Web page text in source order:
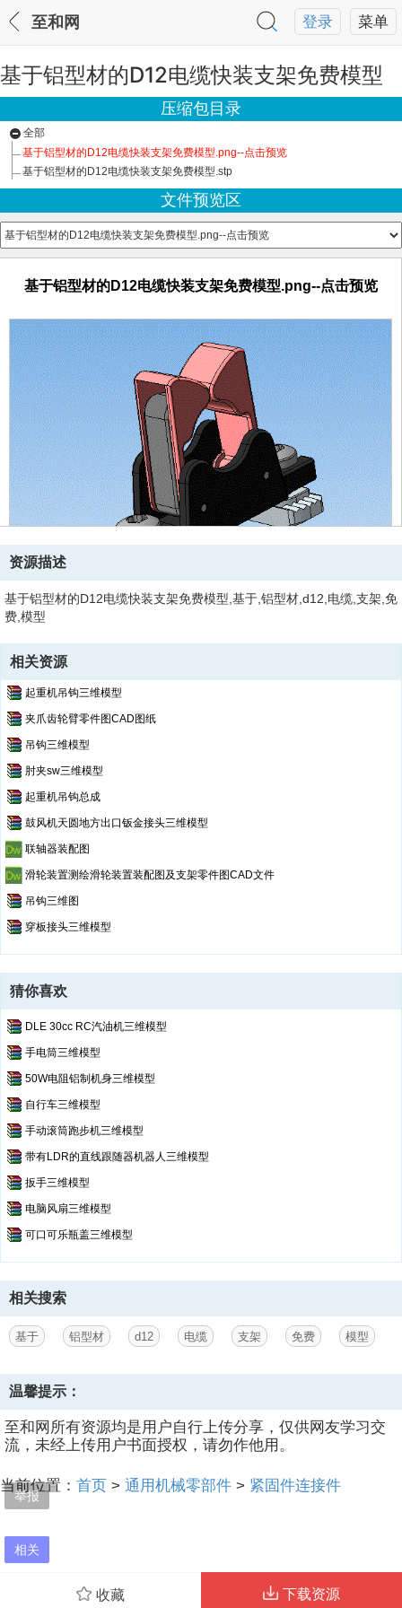
菜单
登录
至和网
基于铝型材的D12电缆快装支架免费模型
相关
举报
压缩包目录
全部
基于铝型材的D12电缆快装支架免费模型.png--点击预览
基于铝型材的D12电缆快装支架免费模型.stp
文件预览区
基于铝型材的D12电缆快装支架免费模型.png--点击预览
资源描述
基于铝型材的D12电缆快装支架免费模型,基于,铝型材,d12,电缆,支架,免
费,模型
相关资源
起重机吊钩三维模型
夹爪齿轮臂零件图CAD图纸
吊钩三维模型
肘夹sw三维模型
起重机吊钩总成
鼓风机天圆地方出口钣金接头三维模型
联轴器装配图
滑轮装置测绘滑轮装置装配图及支架零件图CAD文件
吊钩三维图
穿板接头三维模型
猜你喜欢
DLE 30cc RC汽油机三维模型
手电筒三维模型
50W电阻铝制机身三维模型
自行车三维模型
手动滚筒跑步机三维模型
带有LDR的直线跟随器机器人三维模型
扳手三维模型
电脑风扇三维模型
可口可乐瓶盖三维模型
相关搜索
基于 铝型材 d12 电缆 支架 免费 模型
收藏 下载资源
温馨提示：
至和网所有资源均是用户自行上传分享，仅供网友学习交
流，未经上传用户书面授权，请勿作他用。
当前位置： 首页 > 通用机械零部件 > 紧固件连接件